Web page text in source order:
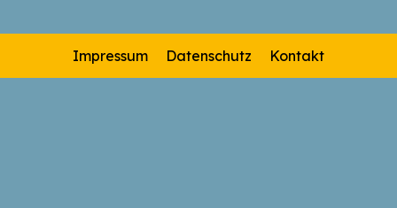
Impressum Datenschutz Kontakt